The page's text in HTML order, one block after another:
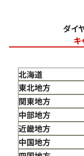
ダイ
キ
北海道
東北地方
青森県
岩手県
宮城県
秋田県
山形県
関東地方
東京都
神奈川県
埼玉県
千葉県
中部地方
新潟県
富山県
近畿地方
三重県
中国地方